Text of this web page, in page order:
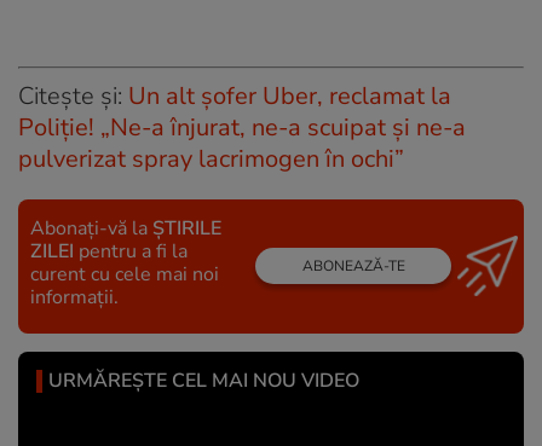
Citește și: Un alt șofer Uber, reclamat la
Poliție! „Ne-a înjurat, ne-a scuipat și ne-a
pulverizat spray lacrimogen în ochi”
Abonați-vă la ȘTIRILE
ZILEI pentru a fi la
curent cu cele mai noi
informații.
ABONEAZĂ-TE
URMĂREȘTE CEL MAI NOU VIDEO